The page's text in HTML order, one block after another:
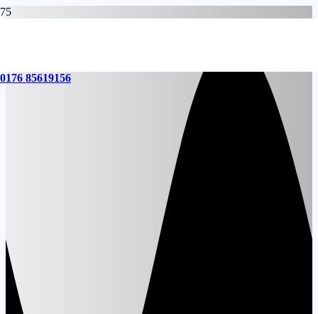
0176 85619156